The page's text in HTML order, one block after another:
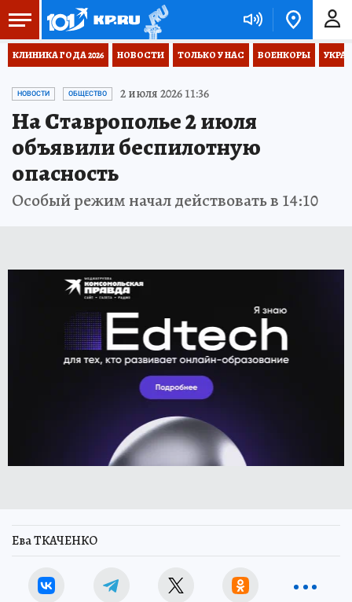
КЛИНИКА ГОДА 2026 НОВОСТИ ТОЛЬКО У НАС ВОЕНКОРЫ
НОВОСТИ ОБЩЕСТВО 2 июля 2026 11:36
На Ставрополье 2 июля
объявили беспилотную
опасность
Особый режим начал действовать в 14:10
Ева ТКАЧЕНКО